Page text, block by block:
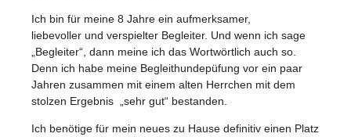
Ich bin für meine 8 Jahre ein aufmerksamer,
liebevoller und verspielter Begleiter. Und wenn ich sage
„Begleiter“, dann meine ich das Wortwörtlich auch so.
Denn ich habe meine Begleithundepüfung vor ein paar
Jahren zusammen mit einem alten Herrchen mit dem
stolzen Ergebnis „sehr gut“ bestanden.
Ich benötige für mein neues zu Hause definitiv einen Platz